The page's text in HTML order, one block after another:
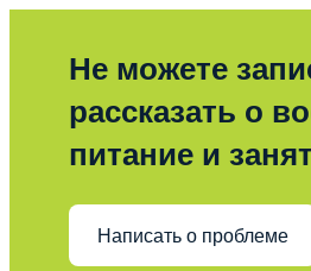
Не можете
рассказать о
питание и
Написать о проблеме